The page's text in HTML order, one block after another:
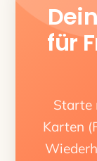
für
Starte
Karten